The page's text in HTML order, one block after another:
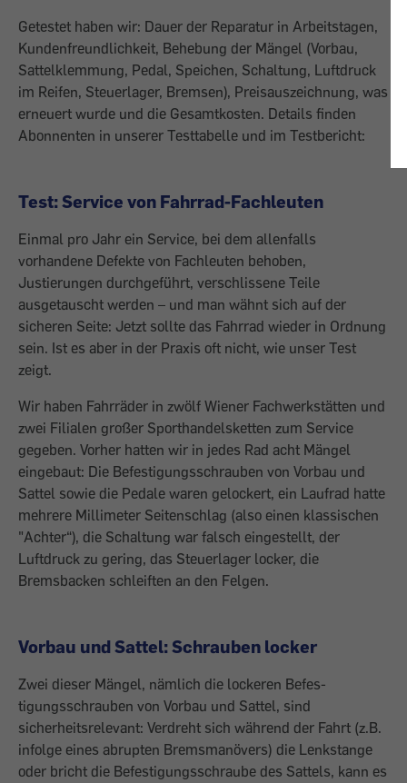
Getestet haben wir: Dauer der Reparatur in Arbeitstagen,
Kundenfreundlichkeit, Behebung der Mängel (Vorbau,
Sattelklemmung, Pedal, Speichen, Schaltung, Luftdruck
im Reifen, Steuerlager, Bremsen), Preisauszeichnung, was
erneuert wurde und die Gesamtkosten. Details finden
Abonnenten in unserer Testtabelle und im Testbericht:
Test: Service von Fahrrad-Fachleuten
Einmal pro Jahr ein Service, bei dem allenfalls
vorhandene Defekte von Fachleuten behoben,
Justierungen durchgeführt, verschlissene Teile
ausgetauscht werden – und man wähnt sich auf der
sicheren Seite: Jetzt sollte das Fahrrad wieder in Ordnung
sein. Ist es aber in der Praxis oft nicht, wie unser Test
zeigt.
Wir haben Fahrräder in zwölf Wiener ­Fachwerkstätten und
zwei Filialen großer Sporthandelsketten zum Service
gegeben. Vorher hatten wir in jedes Rad acht Mängel
eingebaut: Die Befestigungsschrauben von Vorbau und
Sattel sowie die Pedale waren gelockert, ein Laufrad hatte
mehrere Millimeter Seitenschlag (also einen klassischen
"Achter“), die Schaltung war falsch ein­gestellt, der
Luftdruck zu gering, das Steuerlager locker, die
Bremsbacken schleiften an den Felgen.
Vorbau und Sattel: Schrauben locker
Zwei dieser Mängel, nämlich die lockeren Befes­
tigungsschrauben von Vorbau und Sattel, sind
sicherheitsrelevant: Verdreht sich während der Fahrt (z.B.
­infolge eines abrupten Bremsmanövers) die Lenkstange
oder bricht die Befestigungsschraube des Sattels, kann es